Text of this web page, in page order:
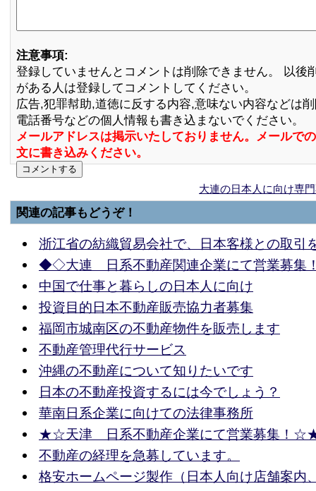
注意事項:
登録していませんとコメントは削除できません。 以後
がある人は登録してコメントしてください。
広告,犯罪幇助,道徳に反する内容,意味ない内容などは
電話番号などの個人情報も書き込まないでください。
メールアドレスは掲示いたしておりません。メールで
文に書き込みください。
大連の日本人に向け専
関連の記事もどうぞ！
浙江省の紡織貿易会社で、日本客様との取引
◆◇大連 日系不動産関連企業にて営業募
中国で仕事と暮らしの日本人に向け
投資目的日本不動産販売協力者募集
福岡市城南区の不動産物件を販売します
不動産管理代行サービス
沖縄の不動産について知りたいです
日本の不動産投資するには今でしょう？
華南日系企業に向けての法律事務所
★☆天津 日系不動産企業にて営業募集！
不動産の経理を急募しています。
格安ホームページ製作（日本人向け店舗案内